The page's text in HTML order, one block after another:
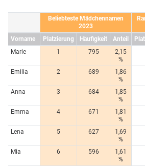
Beliebteste Mädchennamen
2023
Vorname
Platzierung Häufigkeit Anteil
Marie
1 795
2,15
%
Emilia
2 689
1,86
%
Anna
3 684
1,85
%
Emma
4 671
1,81
%
Lena
5 627
1,69
%
Mia
6 596
1,61
%